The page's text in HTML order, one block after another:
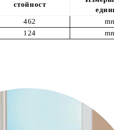
стойност
462
124